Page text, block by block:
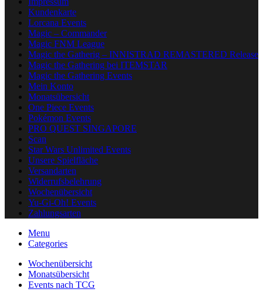
Kundenkarte
Lorcana Events
Magic – Commander
Magic FNM League
Magic the Gatherig – INNISTRAD REMASTERED Release
Magic the Gathering bei ITEMSTAR
Magic the Gathering Events
Mein Konto
Monatsübersicht
One Piece Events
Pokémon Events
PRO QUEST SINGAPORE
Scan
Star Wars Unlimited Events
Unsere Spielfläche
Versandarten
Widerrufsbelehrung
Wochenübersicht
Yu-Gi-Oh! Events
Zahlungsarten
Menu
Categories
Wochenübersicht
Monatsübersicht
Events nach TCG